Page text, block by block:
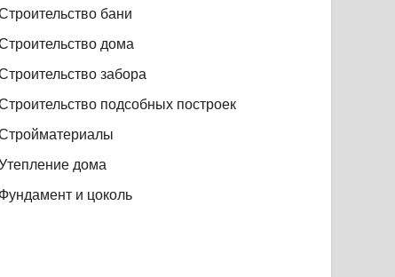
бани
дома
забора
подсобных построек
дома
Фундамент и цоколь